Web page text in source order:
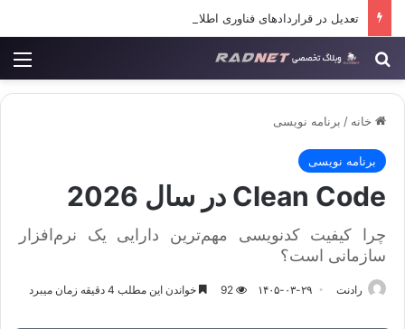
تعدیل در قراردادهای فناوری اطلاعات
جستجو برای
خانه / برنامه نویسی
برنامه نویسی
Clean Code در سال 2026
چرا کیفیت کدنویسی مهم‌ترین دارایی یک نرم‌افزار
سازمانی است؟
رادنت ۱۴۰۵-۰۳-۲۹ 92 خواندن این مطلب 4 دقیقه زمان میبرد